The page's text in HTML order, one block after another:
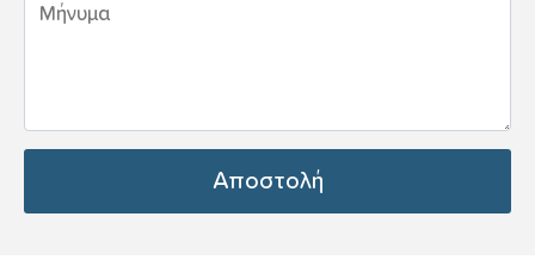
Αποστολή